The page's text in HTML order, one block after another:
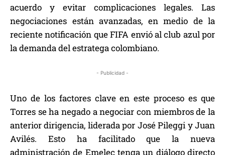
acuerdo y evitar complicaciones legales. Las
negociaciones están avanzadas, en medio de la
reciente notificación que FIFA envió al club azul por
la demanda del estratega colombiano.
- Publicidad -
Uno de los factores clave en este proceso es que
Torres se ha negado a negociar con miembros de la
anterior dirigencia, liderada por José Pileggi y Juan
Avilés. Esto ha facilitado que la nueva
administración de Emelec tenga un diálogo directo